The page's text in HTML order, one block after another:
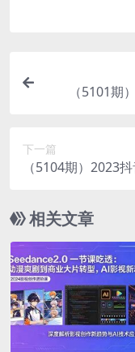
（5101期
下一篇
（5104期）2023
相关文章